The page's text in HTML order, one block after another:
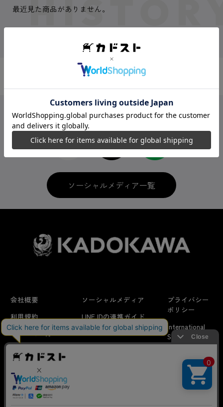
最近見た商品がありません。
カドスト最新情報を配信中
ソーシャルメディア一覧
会社概要
利用規約
はじめての方へ
ソーシャルメディア
LINE IDの連携ガイド
FAQ
プライバシー
ポリシー
International
Shipping
リクエスト
当サイトでは利用体験の向上およびコンテンツの最適な提供、ト
ラフィックの分析を目的としてCookieを使用しています。
サイトの閲覧を継続された場合、Cookieの利用に同意したことも
のといたします。
詳細については